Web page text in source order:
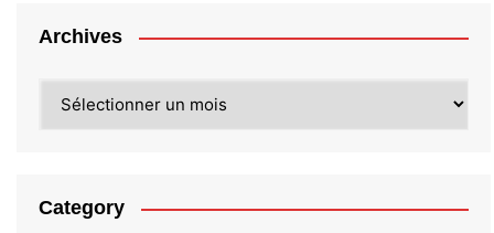
Archives
Category